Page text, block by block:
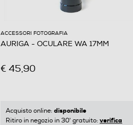
ACCESSORI FOTOGRAFIA
AURIGA - OCULARE WA 17MM
€ 45,90
Acquisto online: disponibile
Ritiro in negozio in 30' gratuito: verifica